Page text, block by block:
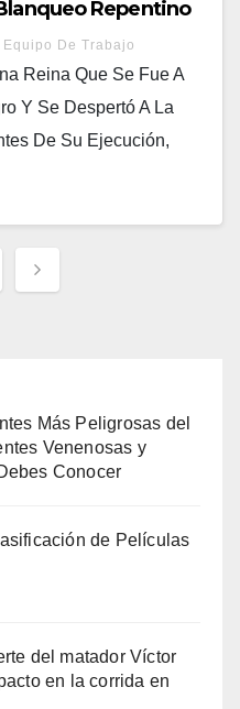
Repentino
Equipo De Trabajo
Reina Que Se Fue A
Y Se Despertó A La
De Su Ejecución,
Más Peligrosas del
Venenosas y
Conocer
de Películas
del matador Víctor
en la corrida en